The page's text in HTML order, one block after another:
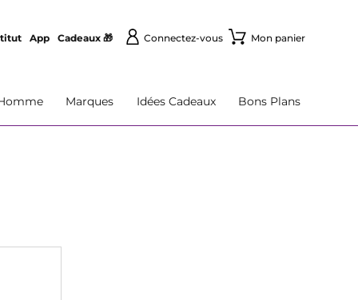
App Cadeaux 🎁 Connectez-vous Mon panier
Marques Idées Cadeaux Bons Plans